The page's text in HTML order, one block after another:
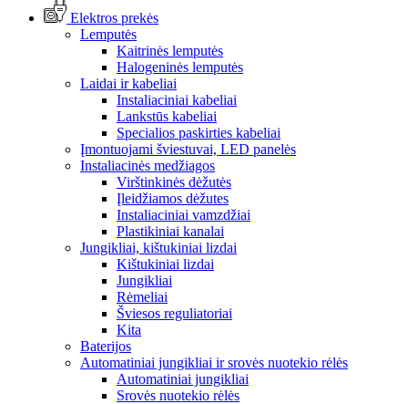
Elektros prekės
Lemputės
Kaitrinės lemputės
Halogeninės lemputės
Laidai ir kabeliai
Instaliaciniai kabeliai
Lankstūs kabeliai
Specialios paskirties kabeliai
Įmontuojami šviestuvai, LED panelės
Instaliacinės medžiagos
Virštinkinės dėžutės
Įleidžiamos dėžutes
Instaliaciniai vamzdžiai
Plastikiniai kanalai
Jungikliai, kištukiniai lizdai
Kištukiniai lizdai
Jungikliai
Rėmeliai
Šviesos reguliatoriai
Kita
Baterijos
Automatiniai jungikliai ir srovės nuotekio rėlės
Automatiniai jungikliai
Srovės nuotekio rėlės